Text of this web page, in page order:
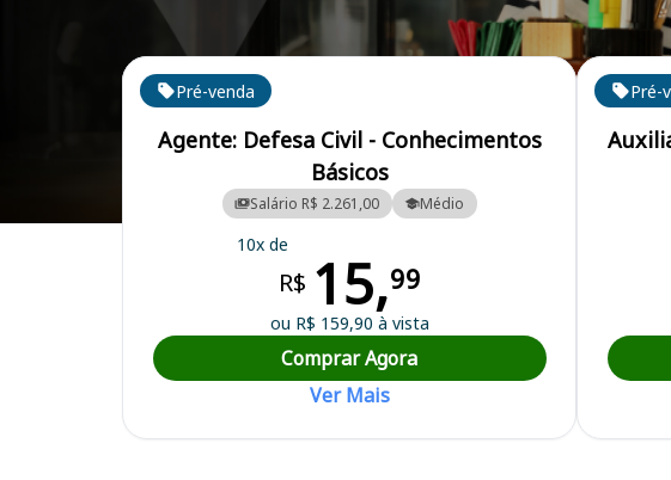
Curso Preparatório para o Concurso Cajati/SP - Prefeitura Municipal
Cursos em destaque para passar no concurso
Pré-venda
Agente: Defesa Civil - Conhecimentos
Básicos
Salário R$ 2.261,00 Médio
10x de
R$ 15,99
ou R$ 159,90 à vista
Comprar Agora
Ver Mais
Pré-